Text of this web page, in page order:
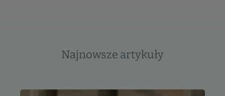
Najnowsze artykuły